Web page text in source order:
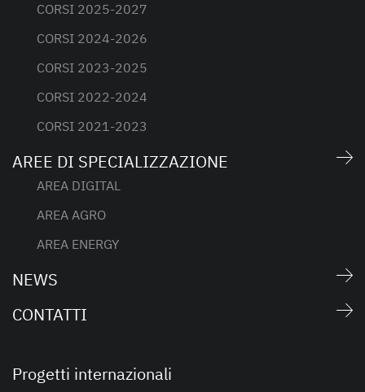
CORSI 2025-2027
CORSI 2024-2026
CORSI 2023-2025
CORSI 2022-2024
CORSI 2021-2023
AREE DI SPECIALIZZAZIONE
AREA DIGITAL
AREA AGRO
AREA ENERGY
NEWS
CONTATTI
Progetti internazionali